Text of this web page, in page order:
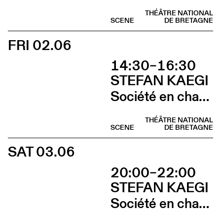
THÉÂTRE NATIONAL
DE BRETAGNE
SCENE
FRI 02.06
14:30–16:30
STEFAN KAEGI
Société en chantier
THÉÂTRE NATIONAL
DE BRETAGNE
SCENE
SAT 03.06
20:00–22:00
STEFAN KAEGI
Société en chantier